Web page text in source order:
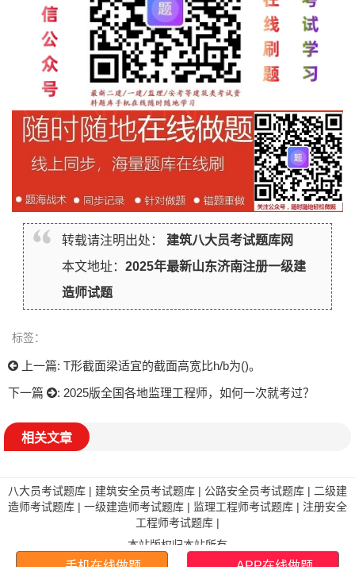
转载请注明出处：
建筑八大员考试题库网
本文地址： 2025年最新山东济南注册一级建
造师试题
标签：
上一篇: T形截面梁适宜的截面高宽比h/b为()。
下一篇
: 2025版全国各地监理工程师，如何一次就考过？
相关文章
八大员考试题库 | 建筑安全员考试题库 | 公路安全员考试题库 | 二级建
造师考试题库 | 一级建造师考试题库 | 监理工程师考试题库 | 注册安全
工程师考试题库 |
本站版权归本站所有